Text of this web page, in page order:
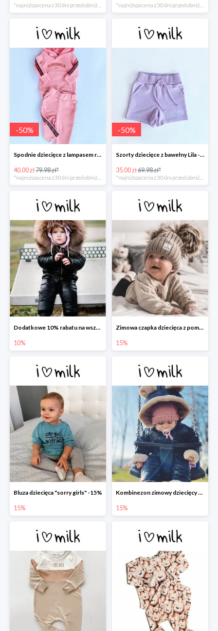
*najniższa cena z 30 dni przed obniżką *najniższa cena z 30 dni przed obniżką
-50%
Spodnie dziecięce z lampasem red Koralowy róż -50%
40.00 zł79.98 zł*
*najniższa cena z 30 dni przed obniżką
-50%
Szorty dziecięce z bawełny Lila -50%
35.00 zł69.98 zł*
*najniższa cena z 30 dni przed obniżką
Dodatkowe 10% rabatu na wszystko w I love Milk
10%
Zimowa czapka dziecięca z pomponami -15%
15%
Bluza dziecięca "sorry girls" -15%
15%
Kombinezon zimowy dziecięcy z uszami czarny -15%
15%